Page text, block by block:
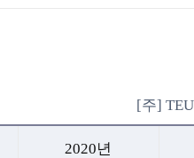
[주]
2020년